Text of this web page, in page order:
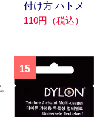
付け方 ハトメ
110円（税込）
15